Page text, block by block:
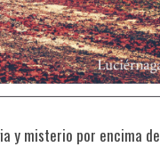
y misterio por encima